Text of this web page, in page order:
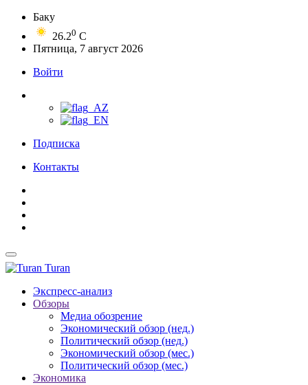
Баку
26.20 C
Пятница, 7 август 2026
Войти
Подписка
Контакты
Turan
Экспресс-анализ
Обзоры
Медиа обозрение
Экономический обзор (нед.)
Политический обзор (нед.)
Экономический обзор (мес.)
Политический обзор (мес.)
Экономика